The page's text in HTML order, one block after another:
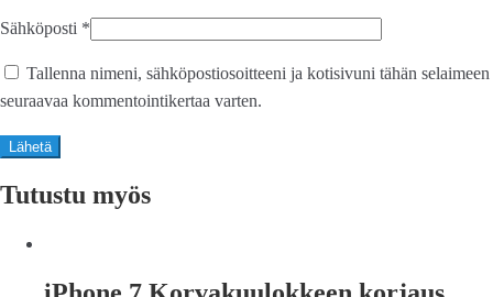
Sähköposti *
Tallenna nimeni, sähköpostiosoitteeni ja kotisivuni tähän selaimeen
seuraavaa kommentointikertaa varten.
Tutustu myös